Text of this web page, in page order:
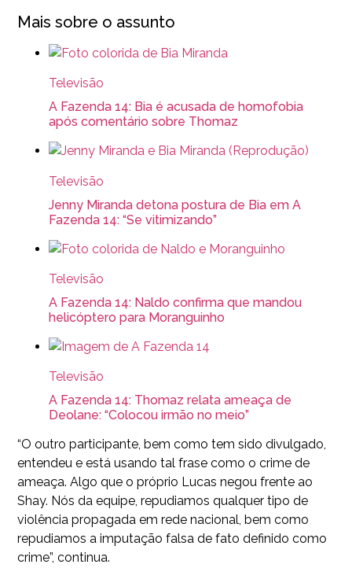
Mais sobre o assunto
Televisão
A Fazenda 14: Bia é acusada de homofobia
após comentário sobre Thomaz
Televisão
Jenny Miranda detona postura de Bia em A
Fazenda 14: “Se vitimizando”
Televisão
A Fazenda 14: Naldo confirma que mandou
helicóptero para Moranguinho
Televisão
A Fazenda 14: Thomaz relata ameaça de
Deolane: “Colocou irmão no meio”
“O outro participante, bem como tem sido divulgado,
entendeu e está usando tal frase como o crime de
ameaça. Algo que o próprio Lucas negou frente ao
Shay. Nós da equipe, repudiamos qualquer tipo de
violência propagada em rede nacional, bem como
repudiamos a imputação falsa de fato definido como
crime”, continua.